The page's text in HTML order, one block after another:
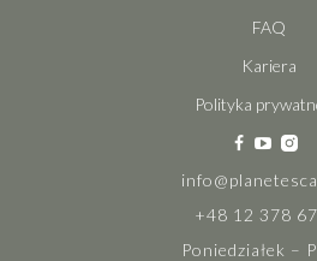
FAQ
Kariera
Polityka
+48 12 378
Poniedziałek –